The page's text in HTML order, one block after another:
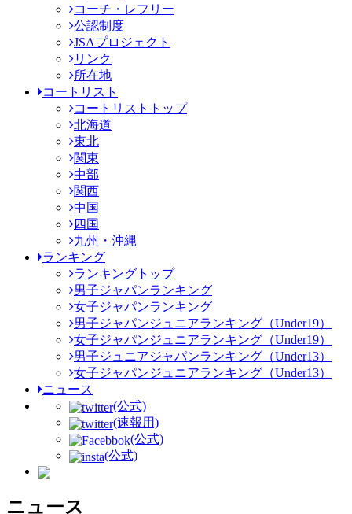
コーチ・レフリー
公認制度
JSAプロジェクト
リンク
所在地
コートリスト
コートリストトップ
北海道
東北
関東
中部
関西
中国
四国
九州・沖縄
ランキング
ランキングトップ
男子ジャパンランキング
女子ジャパンランキング
男子ジャパンジュニアランキング（Under19）
女子ジャパンジュニアランキング（Under19）
男子ジュニアジャパンランキング（Under13）
女子ジャパンジュニアランキング（Under13）
ニュース
(公式)
(速報用)
(公式)
(公式)
ニュース